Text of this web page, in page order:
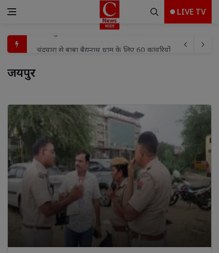
LIVE TV
चंदवारा से बाबा बैद्यनाथ धाम के लिए 60 कांवरियों का जत्था रवाना,
असंगठित श्रमिकों को सामाजिक सुरक्षा से जोड़ने के लिए अभियान
भाजपा मंडल बैठक में संगठन को धार देने पर मंथन तिरंगा यात्रा,हर
करंट से संविदा लाइनमैन जितेंद्र कुमार की मौत पर उमड़ा
शिवनगर में निःशुल्क स्वास्थ्य शिविर का आयोजन, सैकड़ों लोगों ने
जिले में सरकारी कार्यालयों से प्रीपेड बिजली व्यवस्था की
जिला पुस्तकालय को कोचिंग एसोसिएशन ने भेंट कीं 2500 से अधिक
जयपुर